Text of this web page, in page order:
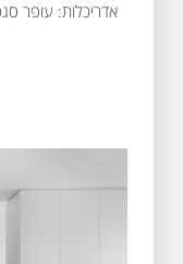
אדריכלות: עופר